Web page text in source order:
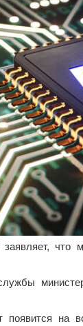
что
на